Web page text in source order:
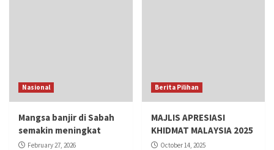
Nasional
Mangsa banjir di Sabah
semakin meningkat
February 27, 2026
Berita Pilihan
MAJLIS APRESIASI
KHIDMAT MALAYSIA 2025
October 14, 2025